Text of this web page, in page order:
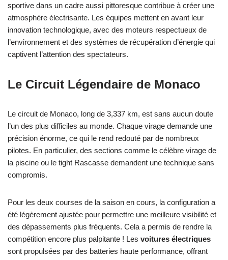
sportive dans un cadre aussi pittoresque contribue à créer une
atmosphère électrisante. Les équipes mettent en avant leur
innovation technologique, avec des moteurs respectueux de
l’environnement et des systèmes de récupération d’énergie qui
captivent l’attention des spectateurs.
Le Circuit Légendaire de Monaco
Le circuit de Monaco, long de 3,337 km, est sans aucun doute
l’un des plus difficiles au monde. Chaque virage demande une
précision énorme, ce qui le rend redouté par de nombreux
pilotes. En particulier, des sections comme le célèbre virage de
la piscine ou le tight Rascasse demandent une technique sans
compromis.
Pour les deux courses de la saison en cours, la configuration a
été légèrement ajustée pour permettre une meilleure visibilité et
des dépassements plus fréquents. Cela a permis de rendre la
compétition encore plus palpitante ! Les voitures électriques
sont propulsées par des batteries haute performance, offrant